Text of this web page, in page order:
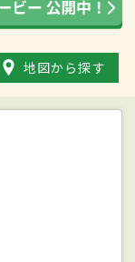
地図から探す